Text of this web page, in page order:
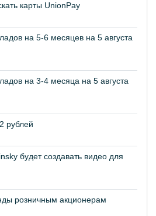
карты UnionPay
на 5-6 месяцев на 5 августа
на 3-4 месяца на 5 августа
рублей
будет создавать видео для
розничным акционерам